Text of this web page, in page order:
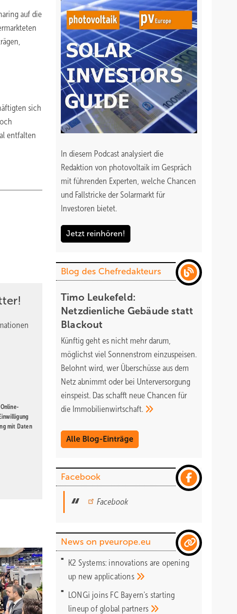
auf die
sich
entfalten
mit Daten
In diesem Podcast analysiert die
Redaktion von photovoltaik im Gespräch
mit führenden Experten, welche Chancen
und Fallstricke der Solarmarkt für
Investoren bietet.
Jetzt reinhören!
Blog des Chefredakteurs
Timo Leukefeld:
Netzdienliche Gebäude statt
Blackout
Künftig geht es nicht mehr darum,
möglichst viel Sonnenstrom einzuspeisen.
Belohnt wird, wer Überschüsse aus dem
Netz abnimmt oder bei Unterversorgung
einspeist. Das schafft neue Chancen für
die Immobilienwirtschaft.
Alle Blog-Einträge
Facebook
Facebook
News on pveurope.eu
K2 Systems: innovations are opening
up newapplications
LONGi joins FC Bayern's starting
lineup of global partners